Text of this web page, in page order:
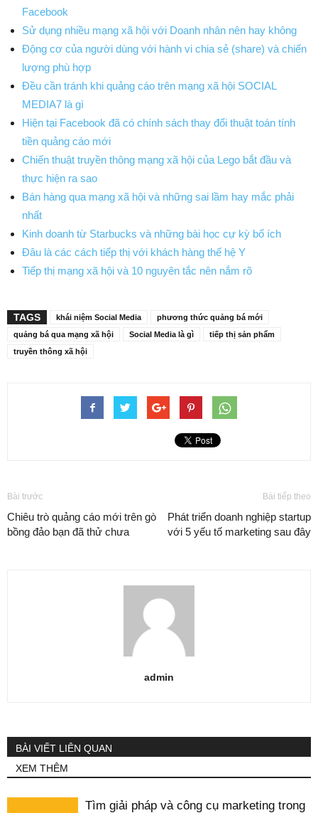
Facebook
Sử dụng nhiều mạng xã hội với Doanh nhân nên hay không
Động cơ của người dùng với hành vi chia sẻ (share) và chiến
lượng phù hợp
Đều cần tránh khi quảng cáo trên mạng xã hội SOCIAL
MEDIA7 là gì
Hiện tại Facebook đã có chính sách thay đổi thuật toán tính
tiền quảng cáo mới
Chiến thuật truyền thông mạng xã hội của Lego bắt đầu và
thực hiện ra sao
Bán hàng qua mạng xã hội và những sai lầm hay mắc phải
nhất
Kinh doanh từ Starbucks và những bài học cự kỳ bổ ích
Đâu là các cách tiếp thị với khách hàng thế hệ Y
Tiếp thị mạng xã hội và 10 nguyên tắc nên nắm rõ
TAGS khái niệm Social Media
phương thức quảng bá mới
quảng bá qua mạng xã hội
Social Media là gì
tiếp thị sản phẩm
truyền thông xã hội
Bài trước
Chiêu trò quảng cáo mới trên gò
bồng đảo bạn đã thử chưa
Bài tiếp theo
Phát triển doanh nghiệp startup
với 5 yếu tố marketing sau đây
admin
BÀI VIẾT LIÊN QUAN
XEM THÊM
Tìm giải pháp và công cụ marketing trong